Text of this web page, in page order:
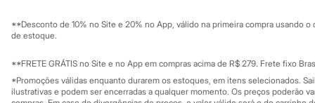
Stitch
Beleza
Perfumes árabes
Novidades
Cabelos
Mapa do site
Investidores
Privacidade
Configuração de cookies
Governança
Educação
**Desconto de 10% no Site e 20% no App, válido na primeira compra usando
de estoque.
**FRETE GRÁTIS no Site e no App em compras acima de R$ 279. Frete fixo
*Promoções válidas enquanto durarem os estoques, em itens selecionados.
ilustrativas e podem ser encerradas a qualquer momento. Os preços poderão